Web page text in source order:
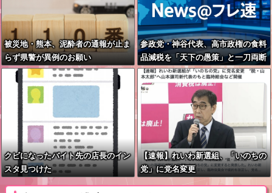
被災地・熊本、泥酔者の通報が止ま
らず県警が異例のお願い
参政党・神谷代表、高市政権の食料
品減税を「天下の愚策」と一刀両断
クビになったバイト先の店長のイン
スタ見つけた
【速報】れいわ新選組、「いのちの
党」に党名変更